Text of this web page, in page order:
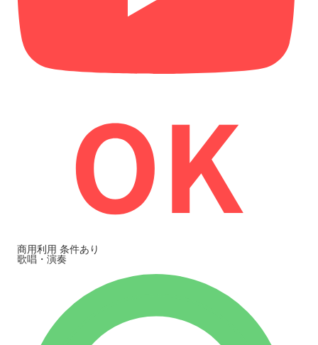
商用利用 条件あり
歌唱・演奏